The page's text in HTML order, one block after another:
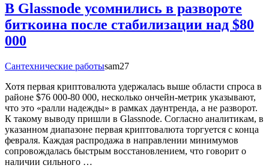
В Glassnode усомнились в развороте
биткоина после стабилизации над $80
000
Сантехнические работыsam27
Хотя первая криптовалюта удержалась выше области спроса в
районе $76 000-80 000, несколько ончейн-метрик указывают,
что это «ралли надежды» в рамках даунтренда, а не разворот.
К такому выводу пришли в Glassnode. Согласно аналитикам, в
указанном диапазоне первая криптовалюта торгуется с конца
февраля. Каждая распродажа в направлении минимумов
сопровождалась быстрым восстановлением, что говорит о
наличии сильного …